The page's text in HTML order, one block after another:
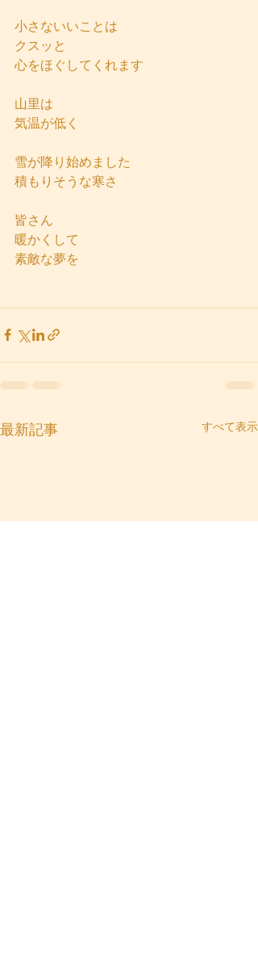
小さないいことは
クスッと
心をほぐしてくれます
山里は
気温が低く
雪が降り始めました
積もりそうな寒さ
皆さん
暖かくして
素敵な夢を
最新記事 すべて表示